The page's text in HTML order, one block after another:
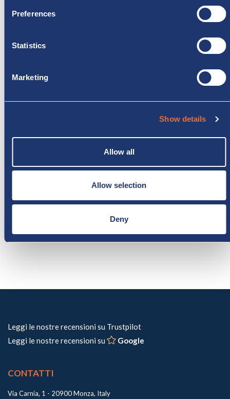
Preferences
Statistics
Marketing
Show details
Allow all
Allow selection
Deny
Leggi le nostre recensioni su Trustpilot
Leggi le nostre recensioni su
Google
CONTATTI
Via Carnia, 1 - 20900 Monza, Italy